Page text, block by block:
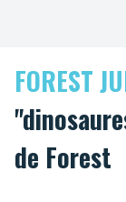
FOREST
de Forest